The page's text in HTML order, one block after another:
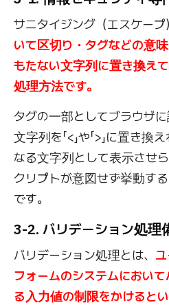
サニタイジング（エスケープ
いて区切り・タグなどの意
もたない文字列に置き換え
処理方法です。
タグの一部としてブラウザに
文字列を「<」や「>」に置き
なる文字列として表示させ
クリプトが意図せず挙動す
です。
3-2. バリデーション処理
バリデーション処理とは、
フォームのシステムにおい
る入力値の制限をかけると